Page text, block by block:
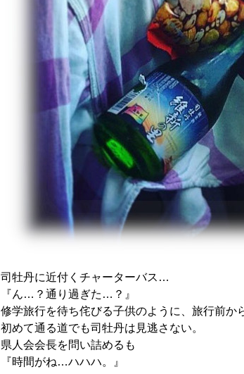
司牡丹に近付くチャーターバス…
『ん…？通り過ぎた…？』
修学旅行を待ち侘びる子供のように、旅行前か
初めて通る道でも司牡丹は見逃さない。
県人会会長を問い詰めるも
『時間がね…ハハハ。』